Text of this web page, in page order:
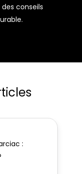
conseils
: